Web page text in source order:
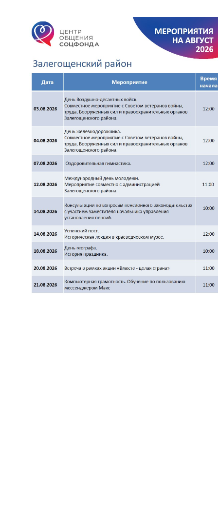
Вернуть стандартные настройки